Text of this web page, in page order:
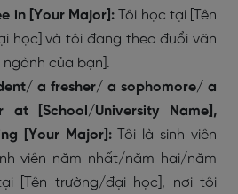
in [Your Major]:
Tôi học tại [Tên
học] và tôi đang theo đuổi văn
ngành của bạn].
a fresher/ a sophomore/ a
at [School/University Name],
[Your Major]:Tôi là sinh viên
viên năm nhất/năm hai/năm
[Tên trường/đại học], nơi tôi